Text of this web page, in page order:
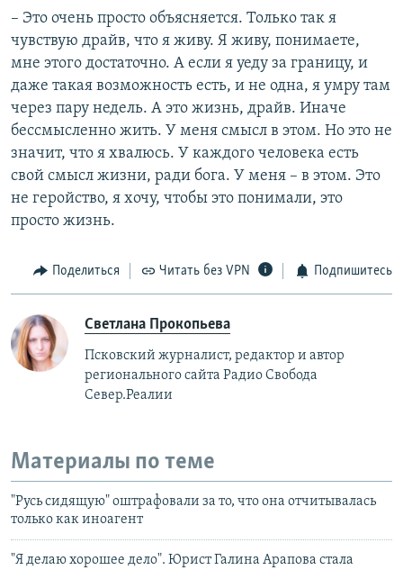
– Это очень просто объясняется. Только так я
чувствую драйв, что я живу. Я живу, понимаете,
мне этого достаточно. А если я уеду за границу, и
даже такая возможность есть, и не одна, я умру там
через пару недель. А это жизнь, драйв. Иначе
бессмысленно жить. У меня смысл в этом. Но это не
значит, что я хвалюсь. У каждого человека есть
свой смысл жизни, ради бога. У меня – в этом. Это
не геройство, я хочу, чтобы это понимали, это
просто жизнь.
Поделиться Читать без VPN Подпишитесь
Светлана Прокопьева
Псковский журналист, редактор и автор
регионального сайта Радио Свобода
Север.Реалии
Материалы по теме
"Русь сидящую" оштрафовали за то, что она отчитывалась
только как иноагент
"Я делаю хорошее дело". Юрист Галина Арапова стала